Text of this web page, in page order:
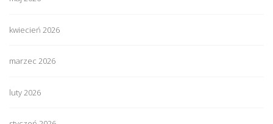
kwiecień 2026
marzec 2026
luty 2026